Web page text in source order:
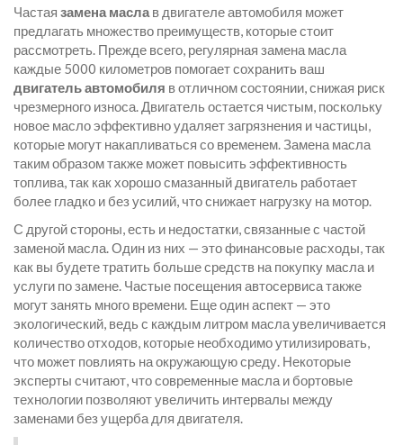
Частая замена масла в двигателе автомобиля может
предлагать множество преимуществ, которые стоит
рассмотреть. Прежде всего, регулярная замена масла
каждые 5000 километров помогает сохранить ваш
двигатель автомобиля в отличном состоянии, снижая риск
чрезмерного износа. Двигатель остается чистым, поскольку
новое масло эффективно удаляет загрязнения и частицы,
которые могут накапливаться со временем. Замена масла
таким образом также может повысить эффективность
топлива, так как хорошо смазанный двигатель работает
более гладко и без усилий, что снижает нагрузку на мотор.
С другой стороны, есть и недостатки, связанные с частой
заменой масла. Один из них — это финансовые расходы, так
как вы будете тратить больше средств на покупку масла и
услуги по замене. Частые посещения автосервиса также
могут занять много времени. Еще один аспект — это
экологический, ведь с каждым литром масла увеличивается
количество отходов, которые необходимо утилизировать,
что может повлиять на окружающую среду. Некоторые
эксперты считают, что современные масла и бортовые
технологии позволяют увеличить интервалы между
заменами без ущерба для двигателя.